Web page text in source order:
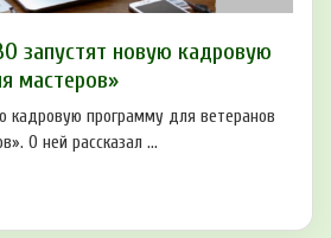
запустят новую кадровую
мастеров»
кадровую программу для ветеранов
О ней рассказал ...